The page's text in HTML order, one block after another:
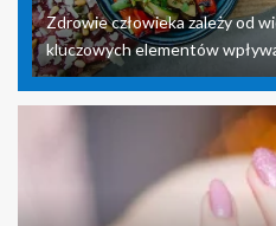
Zdrowie człowieka zależy od
kluczowych elementów